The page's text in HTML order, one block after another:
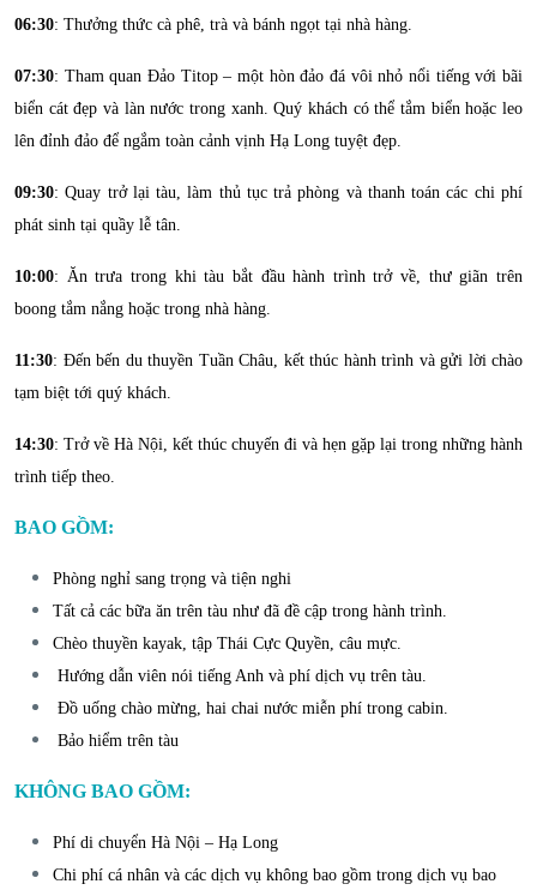
06:30: Thưởng thức cà phê, trà và bánh ngọt tại nhà hàng.
07:30: Tham quan Đảo Titop – một hòn đảo đá vôi nhỏ nổi tiếng với bãi
biển cát đẹp và làn nước trong xanh. Quý khách có thể tắm biển hoặc leo
lên đỉnh đảo để ngắm toàn cảnh vịnh Hạ Long tuyệt đẹp.
09:30: Quay trở lại tàu, làm thủ tục trả phòng và thanh toán các chi phí
phát sinh tại quầy lễ tân.
10:00: Ăn trưa trong khi tàu bắt đầu hành trình trở về, thư giãn trên
boong tắm nắng hoặc trong nhà hàng.
11:30: Đến bến du thuyền Tuần Châu, kết thúc hành trình và gửi lời chào
tạm biệt tới quý khách.
14:30: Trở về Hà Nội, kết thúc chuyến đi và hẹn gặp lại trong những hành
trình tiếp theo.
BAO GỒM:
Phòng nghỉ sang trọng và tiện nghi
Tất cả các bữa ăn trên tàu như đã đề cập trong hành trình.
Chèo thuyền kayak, tập Thái Cực Quyền, câu mực.
Hướng dẫn viên nói tiếng Anh và phí dịch vụ trên tàu.
Đồ uống chào mừng, hai chai nước miễn phí trong cabin.
Bảo hiểm trên tàu
KHÔNG BAO GỒM:
Phí di chuyển Hà Nội – Hạ Long
Chi phí cá nhân và các dịch vụ không bao gồm trong dịch vụ bao